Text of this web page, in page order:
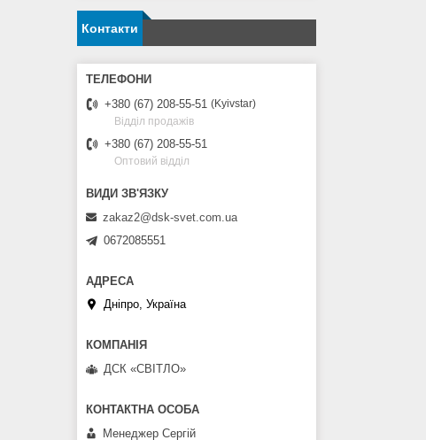
Контакти
+380 (67) 208-55-51
Kyivstar
Відділ продажів
+380 (67) 208-55-51
Оптовий відділ
zakaz2@dsk-svet.com.ua
0672085551
Дніпро, Україна
ДСК «СВІТЛО»
Менеджер Сергій